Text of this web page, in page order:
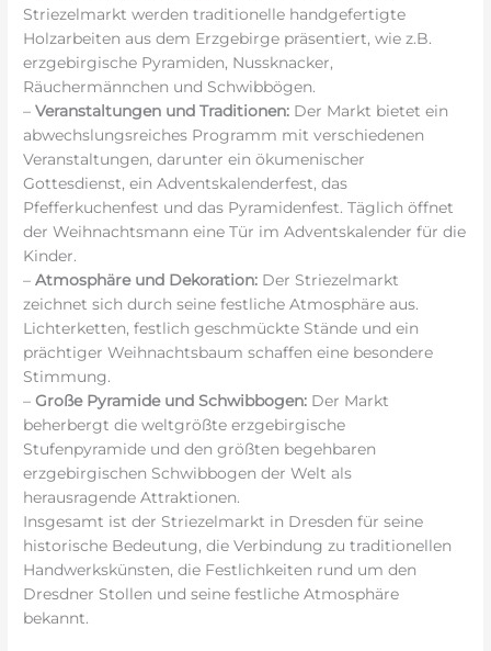
Striezelmarkt werden traditionelle handgefertigte
Holzarbeiten aus dem Erzgebirge präsentiert, wie z.B.
erzgebirgische Pyramiden, Nussknacker,
Räuchermännchen und Schwibbögen.
–Veranstaltungen und Traditionen: Der Markt bietet ein
abwechslungsreiches Programm mit verschiedenen
Veranstaltungen, darunter ein ökumenischer
Gottesdienst, ein Adventskalenderfest, das
Pfefferkuchenfest und das Pyramidenfest. Täglich öffnet
der Weihnachtsmann eine Tür im Adventskalender für die
Kinder.
–Atmosphäre und Dekoration: Der Striezelmarkt
zeichnet sich durch seine festliche Atmosphäre aus.
Lichterketten, festlich geschmückte Stände und ein
prächtiger Weihnachtsbaum schaffen eine besondere
Stimmung.
–Große Pyramide und Schwibbogen: Der Markt
beherbergt die weltgrößte erzgebirgische
Stufenpyramide und den größten begehbaren
erzgebirgischen Schwibbogen der Welt als
herausragende Attraktionen.
Insgesamt ist der Striezelmarkt in Dresden für seine
historische Bedeutung, die Verbindung zu traditionellen
Handwerkskünsten, die Festlichkeiten rund um den
Dresdner Stollen und seine festliche Atmosphäre
bekannt.